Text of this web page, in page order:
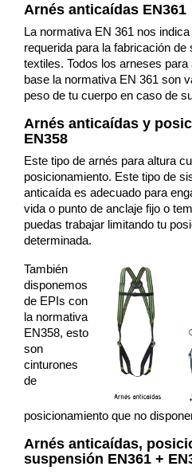
Arnés anticaídas EN361
La normativa EN 361 nos
requerida para la fabricación
textiles. Todos los arneses
base la normativa EN 361 son
peso de tu cuerpo en caso de
Arnés anticaídas y
EN358
Este tipo de arnés para altura
posicionamiento. Este tipo de
anticaída es adecuado para
vida o punto de anclaje fijo o
puedas trabajar limitando tu
determinada.
También
disponemos
de EPIs con
la normativa
EN358, esto
son
cinturones
de
posicionamiento que no
Arnés anticaídas,
suspensión EN361 +